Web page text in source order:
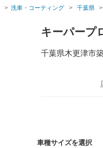
洗車・コーティング 千葉県
キーパープ
千葉県木更津市
車種サイズを選択